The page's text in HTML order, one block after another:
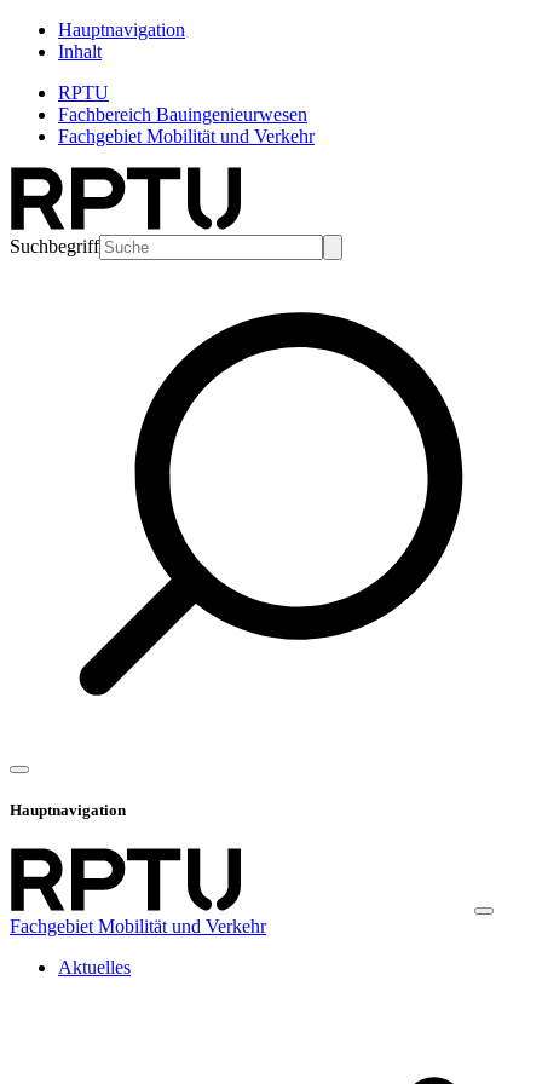
Hauptnavigation
Inhalt
RPTU
Fachbereich Bauingenieurwesen
Fachgebiet Mobilität und Verkehr
Suchbegriff
Hauptnavigation
Fachgebiet Mobilität und Verkehr
Aktuelles